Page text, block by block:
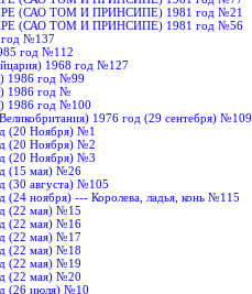
(САО ТОМ И ПРИНСИПЕ) 1981 год №21
(САО ТОМ И ПРИНСИПЕ) 1981 год №56
год №137
год №112
1968 год №127
1986 год №99
1986 год №
1986 год №100
1976 год (29 сентебря) №109
(20 Ноября) №1
(20 Ноября) №2
(20 Ноября) №3
(15 мая) №26
(30 августа) №105
(24 ноября) --- Королева, ладья, конь №115
(22 мая) №15
(22 мая) №16
(22 мая) №17
(22 мая) №18
(22 мая) №19
(22 мая) №20
(26 июля) №10